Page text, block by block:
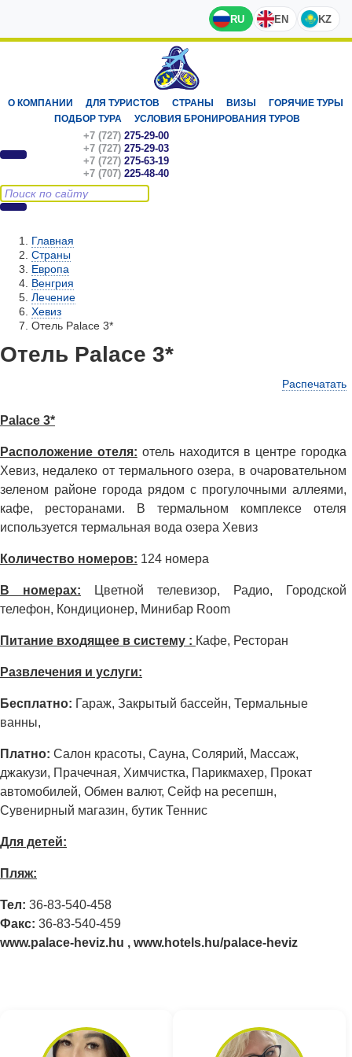
RU EN KZ
О КОМПАНИИ ДЛЯ ТУРИСТОВ СТРАНЫ ВИЗЫ
ГОРЯЧИЕ ТУРЫ
ПОДБОР ТУРА
УСЛОВИЯ БРОНИРОВАНИЯ ТУРОВ
+7 (727) 275-29-00
+7 (727) 275-29-03
+7 (727) 275-63-19
+7 (707) 225-48-40
Главная
Страны
Европа
Венгрия
Лечение
Хевиз
Отель Palace 3*
Отель Palace 3*
Распечатать
Palace 3*
Расположение отеля: отель находится в центре городка
Хевиз, недалеко от термального озера, в очаровательном
зеленом районе города рядом с прогулочными аллеями,
кафе, ресторанами. В термальном комплексе отеля
используется термальная вода озера Хевиз
Количество номеров: 124 номера
В номерах: Цветной телевизор, Радио, Городской
телефон, Кондиционер, Минибар Room
Питание входящее в систему : Кафе, Ресторан
Развлечения и услуги:
Бесплатно: Гараж, Закрытый бассейн, Термальные
ванны,
Платно: Салон красоты, Сауна, Солярий, Массаж,
джакузи, Прачечная, Химчистка, Парикмахер, Прокат
автомобилей, Обмен валют, Сейф на ресепшн,
Сувенирный магазин, бутик Теннис
Для детей:
Пляж:
Тел: 36-83-540-458
Факс: 36-83-540-459
www.palace-heviz.hu , www.hotels.hu/palace-heviz